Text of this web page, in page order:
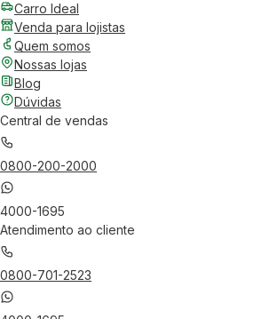
Carro Ideal
Venda para lojistas
Quem somos
Nossas lojas
Blog
Dúvidas
Central de vendas
0800-200-2000
4000-1695
Atendimento ao cliente
0800-701-2523